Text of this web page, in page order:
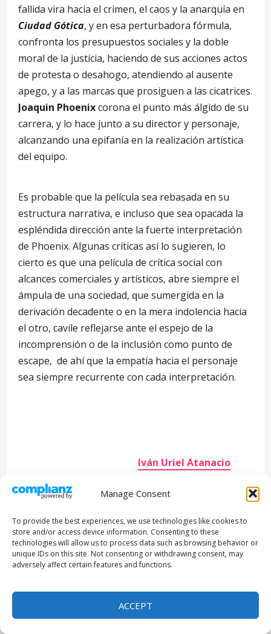
Manage Consent
To provide the best experiences, we use technologies like cookies to
store and/or access device information. Consenting to these
technologies will allow us to process data such as browsing behavior or
unique IDs on this site. Not consenting or withdrawing consent, may
adversely affect certain features and functions.
ACCEPT
fallida vira hacia el crimen, el caos y la anarquía en
Ciudad Gótica, y en esa perturbadora fórmula,
confronta los presupuestos sociales y la doble
moral de la justicia, haciendo de sus acciones actos
de protesta o desahogo, atendiendo al ausente
apego, y a las marcas que prosiguen a las cicatrices.
Joaquin Phoenixcorona el punto más álgido de su
carrera, y lo hace junto a su director y personaje,
alcanzando una epifanía en la realización artística
del equipo.
Es probable que la película sea rebasada en su
estructura narrativa, e incluso que sea opacada la
espléndida dirección ante la fuerte interpretación
de Phoenix. Algunas críticas así lo sugieren, lo
cierto es que una película de crítica social con
alcances comerciales y artísticos, abre siempre el
ámpula de una sociedad, que sumergida en la
derivación decadente o en la mera indolencia hacia
el otro, cavile reflejarse ante el espejo de la
incomprensión o de la inclusión como punto de
escape, de ahí que la empatía hacia el personaje
sea siempre recurrente con cada interpretación.
Iván Uriel Atanacio
principales exponentes de la literatura testimonial en
lengua hispana. Sus novelas “El Surco” y “El Ítamo” que
abordan la migración universal, han sido estudiadas en
diversas universidades alrededor del mundo. Dirigió
“La Voz Humana” y “Día de Descanso”. Columnista en
Pijama Surf, es Director Editorial y Fundador de
Filmakersmovie.com